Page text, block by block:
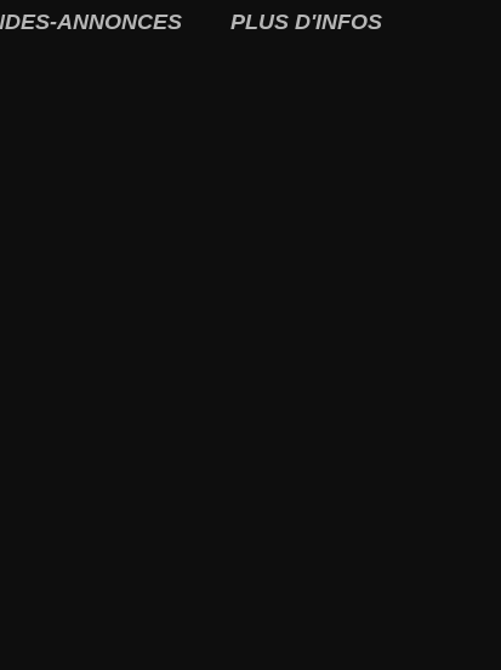
ANNONCES PLUS D'INFOS